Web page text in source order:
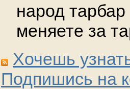
народ
меняете за
Хочешь
Подпишись на